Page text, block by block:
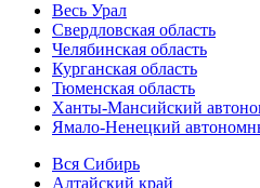
Весь Урал
Свердловская область
Челябинская область
Курганская область
Тюменская область
Ханты-Мансийский
Ямало-Ненецкий
Вся Сибирь
Алтайский край